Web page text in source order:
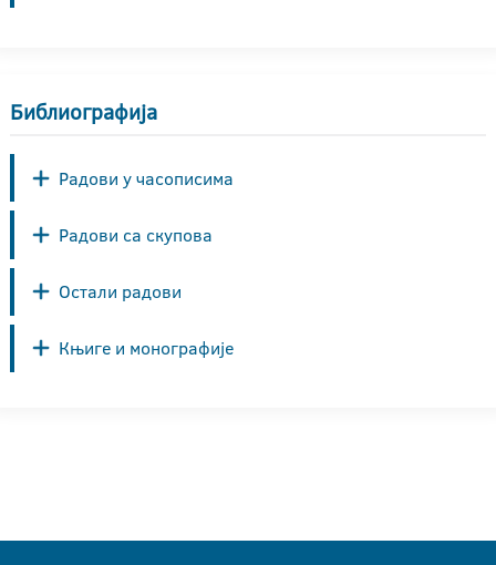
Библиографија
Радови у часописима
Радови са скупова
Остали радови
Књиге и монографије